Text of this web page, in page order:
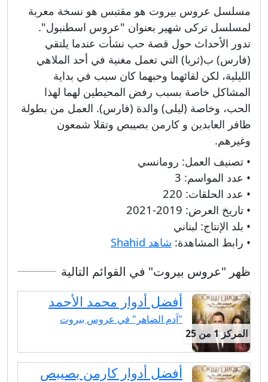
مسلسل عروس بيروت هو مقتبس هو نسخة معربة
لمسلسل تركى شهير بعنوان "عروس اسطنبول".
تدور الأحداث حول قصة حب نشأت عندما يلتقي
(فارس) ب(ثريا) التي تعمل مغنية في أحد الملاهي
الليلية، لكن لقائهما وحبهما كان سبب في بداية
المشاكل خاصة بسبب رفض المحيطين لهما لهذا
الحب، وخاصة (ليلى) والدة (فارس). العمل من بطولة
ظافر العابدين و كارمن بصيبص وتقلا شمعون
وغيرهم.
• تصنيف العمل: رومانسي
• عدد المواسم: 3
• عدد الحلقات: 220
• تاريخ العرض: 2019-2021
• بلد الإنتاج: لبناني
• رابط المشاهدة: شاهد Shahid
ظهر "عروس بيروت" في القوائم التالية
المركز 1 من 25
أفضل أدوار محمد الأحمد
"آدم الضاهر" في عروس بيروت
أفضل أدوار كارمن بصيبص